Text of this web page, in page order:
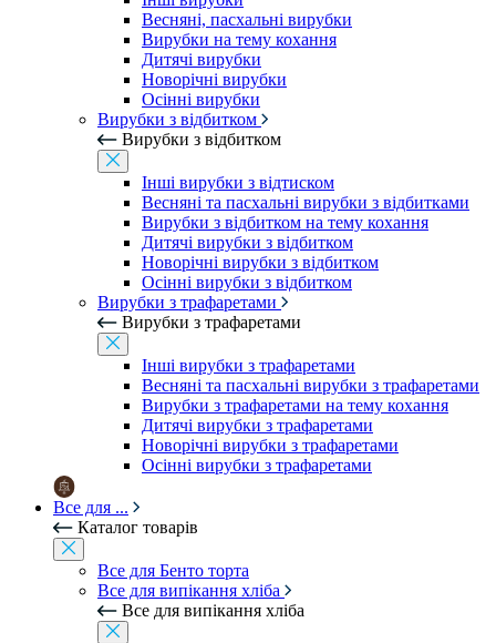
Весняні, пасхальні вирубки
Вирубки на тему кохання
Дитячі вирубки
Новорічні вирубки
Осінні вирубки
Вирубки з відбитком
Вирубки з відбитком
Інші вирубки з відтиском
Весняні та пасхальні вирубки з відбитками
Вирубки з відбитком на тему кохання
Дитячі вирубки з відбитком
Новорічні вирубки з відбитком
Осінні вирубки з відбитком
Вирубки з трафаретами
Вирубки з трафаретами
Інші вирубки з трафаретами
Весняні та пасхальні вирубки з трафаретами
Вирубки з трафаретами на тему кохання
Дитячі вирубки з трафаретами
Новорічні вирубки з трафаретами
Осінні вирубки з трафаретами
Все для ...
Каталог товарів
Все для Бенто торта
Все для випікання хліба
Все для випікання хліба